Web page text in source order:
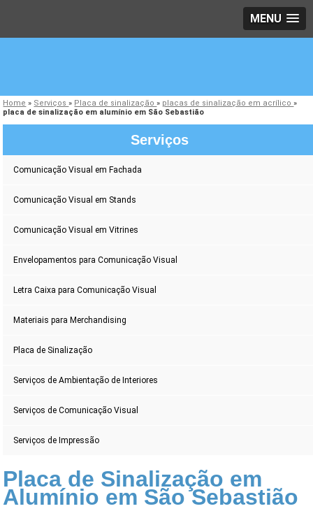
MENU
Home » Serviços» Placa de sinalização» placas de sinalização em acrílico»
placa de sinalização em alumínio em São Sebastião
Serviços
Comunicação Visual em Fachada
Comunicação Visual em Stands
Comunicação Visual em Vitrines
Envelopamentos para Comunicação Visual
Letra Caixa para Comunicação Visual
Materiais para Merchandising
Placa de Sinalização
Serviços de Ambientação de Interiores
Serviços de Comunicação Visual
Serviços de Impressão
Placa de Sinalização em
Alumínio em São Sebastião